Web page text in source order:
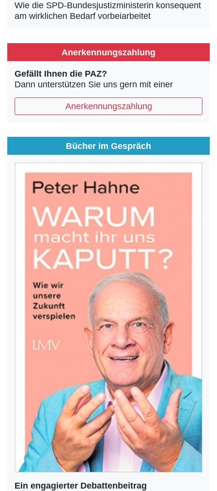
Wie die SPD-Bundesjustizministerin konsequent
am wirklichen Bedarf vorbeiarbeitet
Anerkennungszahlung
Gefällt Ihnen die PAZ?
Dann unterstützen Sie uns gern mit einer
Anerkennungszahlung
Bücher im Gespräch
Ein engagierter Debattenbeitrag